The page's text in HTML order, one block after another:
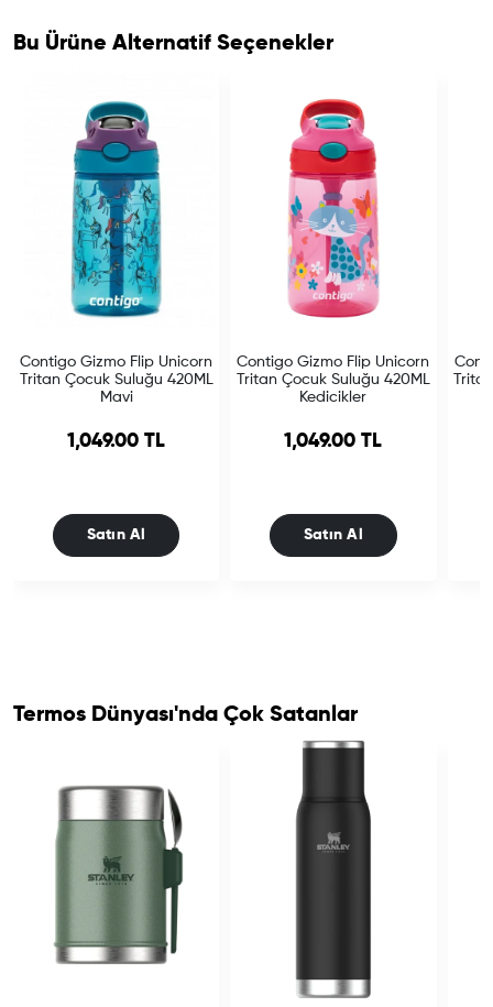
Bu Ürüne Alternatif Seçenekler
Contigo Gizmo Flip Unicorn
Tritan Çocuk Suluğu 420ML
Mavi
1,049.00 TL
Satın Al
Contigo Gizmo Flip Unicorn
Tritan Çocuk Suluğu 420ML
Kedicikler
1,049.00 TL
Satın Al
Termos Dünyası'nda Çok Satanlar